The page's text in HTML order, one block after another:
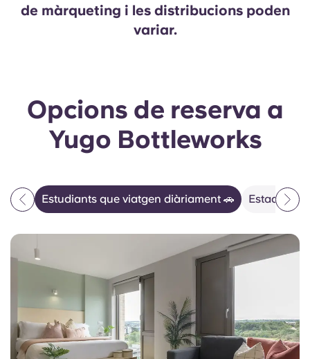
de màrqueting i les distribucions poden
variar.
Opcions de reserva a
Yugo Bottleworks
Estudiants que viatgen diàriament 🚗 Estades